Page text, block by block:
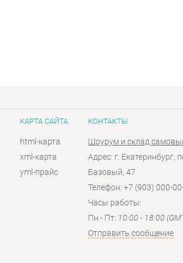
КАРТА САЙТА
html-карта
xml-карта
yml-прайс
КОНТАКТЫ
Шоурум и склад
Адрес: г. Екатеринбург,
Базовый, 47
Телефон: +7 (903) 000-
Часы работы:
Пн - Пт: 10:00 - 18:00
Отправить сообщение